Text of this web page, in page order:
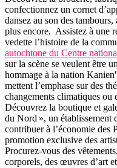
confectionnez un cornet
dansez au son des
plus encore. Assistez à une
vedette l’histoire de la
autochtone du Centre
sur la scène se veulent être
hommage à la nation
mettent l’emphase sur des
changements climatiques ou
Découvrez la boutique et
du Nord », un établissement
contribuer à l’économie des
promotion exclusive des
Procurez-vous des
corporels, des œuvres d’art